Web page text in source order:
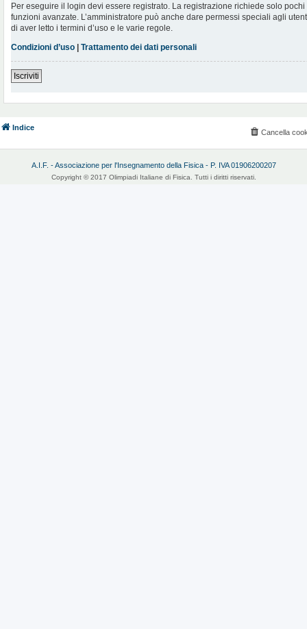
Per eseguire il login devi essere registrato. La registrazione richiede solo
funzioni avanzate. L’amministratore può anche dare permessi speciali agli
di aver letto i termini d’uso e le varie regole.
Condizioni d’uso | Trattamento dei dati personali
Iscriviti
Indice
Cancella
A.I.F. - Associazione per l'Insegnamento della Fisica - P. IVA 01906200207
Copyright © 2017 Olimpiadi Italiane di Fisica. Tutti i diritti riservati.